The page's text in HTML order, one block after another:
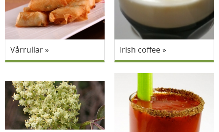
Vårrullar Irish coffee